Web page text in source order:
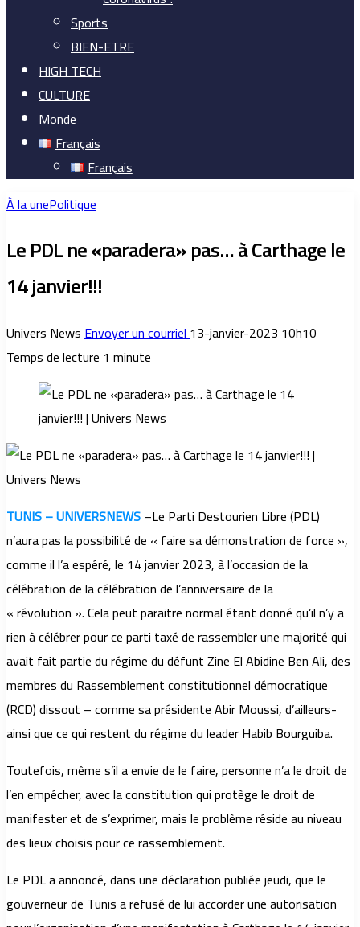
Sports
BIEN-ETRE
HIGH TECH
CULTURE
Monde
Français
Français
À la unePolitique
Le PDL ne «paradera» pas… à Carthage le
14 janvier!!!
Univers NewsEnvoyer un courriel13-janvier-2023 10h10
Temps de lecture 1 minute
TUNIS – UNIVERSNEWS–Le Parti Destourien Libre (PDL)
n’aura pas la possibilité de « faire sa démonstration de force »,
comme il l’a espéré, le 14 janvier 2023, à l’occasion de la
célébration de la célébration de l’anniversaire de la
« révolution ». Cela peut paraitre normal étant donné qu’il n’y a
rien à célébrer pour ce parti taxé de rassembler une majorité qui
avait fait partie du régime du défunt Zine El Abidine Ben Ali, des
membres du Rassemblement constitutionnel démocratique
(RCD) dissout – comme sa présidente Abir Moussi, d’ailleurs-
ainsi que ce qui restent du régime du leader Habib Bourguiba.
Toutefois, même s’il a envie de le faire, personne n’a le droit de
l’en empécher, avec la constitution qui protège le droit de
manifester et de s’exprimer, mais le problème réside au niveau
des lieux choisis pour ce rassemblement.
Le PDL a annoncé, dans une déclaration publiée jeudi, que le
gouverneur de Tunis a refusé de lui accorder une autorisation